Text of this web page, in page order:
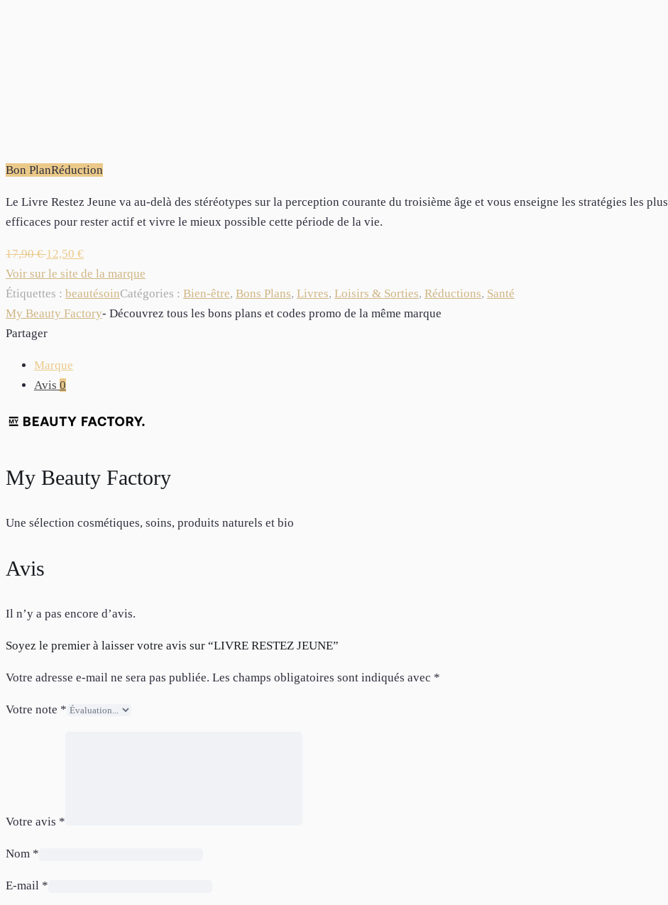
Bon PlanRéduction
Le Livre Restez Jeune va au-delà des stéréotypes sur la perception courante du troisième âge et vous enseigne les stratégies les plus
efficaces pour rester actif et vivre le mieux possible cette période de la vie.
17,90€ 12,50 €
Voir sur le site de la marque
Étiquettes : beautésoinCatégories : Bien-être, Bons Plans, Livres, Loisirs & Sorties, Réductions, Santé
My Beauty Factory- Découvrez tous les bons plans et codes promo de la même marque
Partager
Marque
Avis 0
My Beauty Factory
Une sélection cosmétiques, soins, produits naturels et bio
Avis
Il n’y a pas encore d’avis.
Soyez le premier à laisser votre avis sur “LIVRE RESTEZ JEUNE”
Votre adresse e-mail ne sera pas publiée. Les champs obligatoires sont indiqués avec *
Votre note *
Votre avis *
Nom *
E-mail *